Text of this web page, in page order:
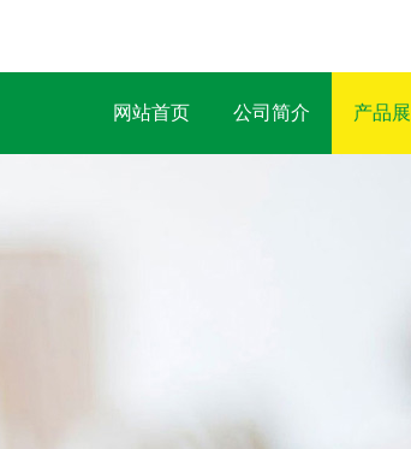
网站首页 公司简介 产品